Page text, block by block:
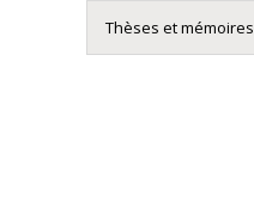
Thèses et mémoires